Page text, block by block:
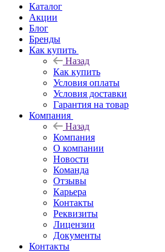
Каталог
Акции
Блог
Бренды
Как купить
Назад
Как купить
Условия оплаты
Условия доставки
Гарантия на товар
Компания
Назад
Компания
О компании
Новости
Команда
Отзывы
Карьера
Контакты
Реквизиты
Лицензии
Документы
Контакты